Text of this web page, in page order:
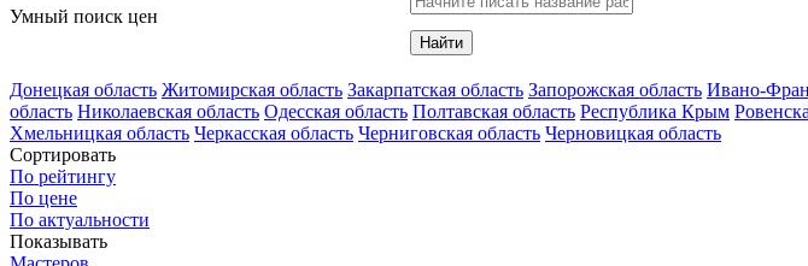
Умный поиск цен
Найти
Донецкая область Житомирская область Закарпатская область Запорожская область Ивано-
область Николаевская область Одесская область Полтавская область Республика Крым
Хмельницкая область Черкасская область Черниговская область Черновицкая область
Сортировать
По рейтингу
По цене
По актуальности
Показывать